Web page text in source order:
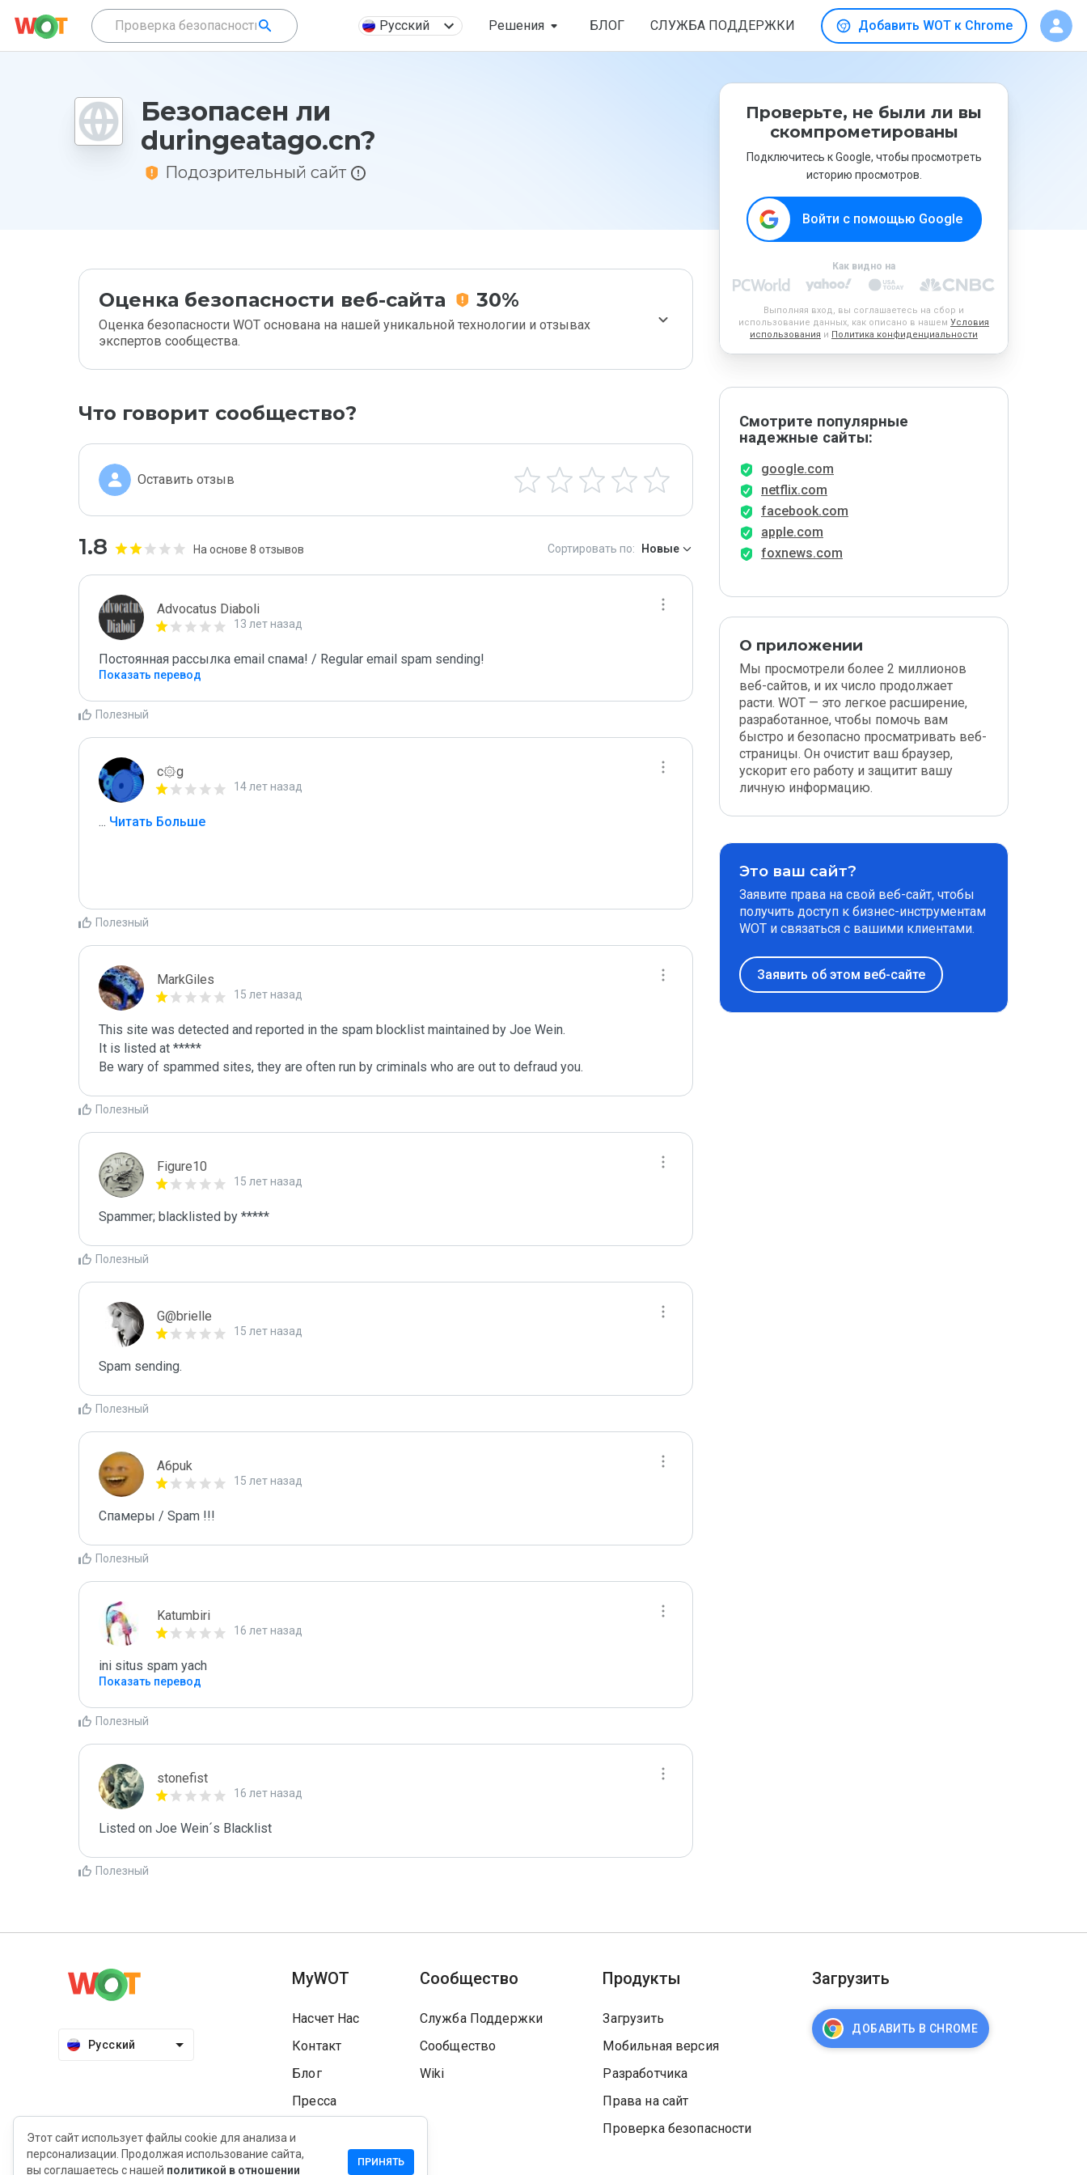
Русский Решения БЛОГ СЛУЖБА ПОДДЕРЖКИ Добавить WOT к Chrome
Безопасен ли
duringeatago.cn?
Подозрительный сайт
Оценка безопасности веб-сайта 30%
Оценка безопасности WOT основана на нашей уникальной технологии и отзывах
экспертов сообщества.
Что говорит сообщество?
Оставить отзыв
1.8 На основе 8 отзывов Сортировать по: Новые
Advocatus Diaboli
13 лет назад
Постоянная рассылка email спама! / Regular email spam sending!
Показать перевод
Полезный
c۞g
14 лет назад
... Читать Больше
Полезный
MarkGiles
15 лет назад
This site was detected and reported in the spam blocklist maintained by Joe Wein.
It is listed at *****
Be wary of spammed sites, they are often run by criminals who are out to defraud you.
Полезный
Figure10
15 лет назад
Spammer; blacklisted by *****
Полезный
G@brielle
15 лет назад
Spam sending.
Полезный
A6puk
15 лет назад
Спамеры / Spam !!!
Полезный
Katumbiri
16 лет назад
ini situs spam yach
Показать перевод
Полезный
stonefist
16 лет назад
Listed on Joe Wein´s Blacklist
Полезный
Проверьте, не были ли вы
скомпрометированы
Подключитесь к Google, чтобы просмотреть
историю просмотров.
Войти с помощью Google
Как видно на
Выполняя вход, вы соглашаетесь на сбор и
использование данных, как описано в нашем Условия
использования и Политика конфиденциальности
Смотрите популярные
надежные сайты:
google.com
netflix.com
facebook.com
apple.com
foxnews.com
О приложении
Мы просмотрели более 2 миллионов
веб-сайтов, и их число продолжает
расти. WOT — это легкое расширение,
разработанное, чтобы помочь вам
быстро и безопасно просматривать веб-
страницы. Он очистит ваш браузер,
ускорит его работу и защитит вашу
личную информацию.
Это ваш сайт?
Заявите права на свой веб-сайт, чтобы
получить доступ к бизнес-инструментам
WOT и связаться с вашими клиентами.
Заявить об этом веб-сайте
Русский
MyWOT
Насчет Нас
Контакт
Блог
Пресса
Сообщество
Служба Поддержки
Сообщество
Wiki
Продукты
Загрузить
Мобильная версия
Разработчика
Права на сайт
Проверка безопасности
Загрузить
ДОБАВИТЬ В CHROME
Этот сайт использует файлы cookie для анализа и
персонализации. Продолжая использование сайта,
вы соглашаетесь с нашей политикой в отношении
ПРИНЯТЬ